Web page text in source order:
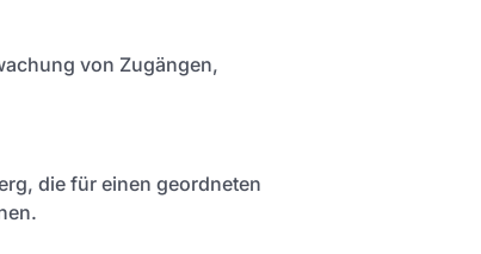
von Zugängen,
die für einen geordneten